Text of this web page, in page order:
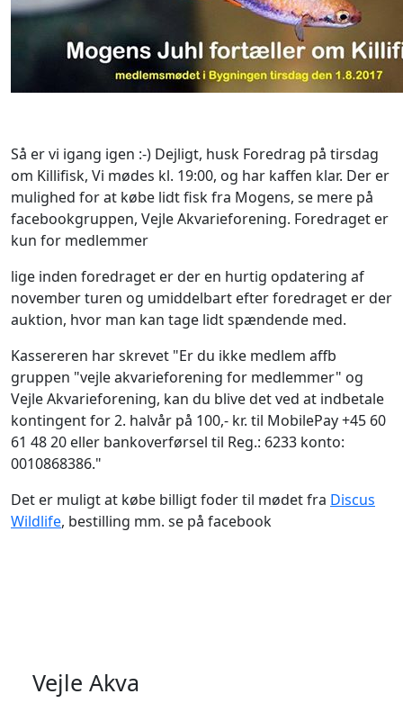
Så er vi igang igen :-) Dejligt, husk Foredrag på tirsdag
om Killifisk, Vi mødes kl. 19:00, og har kaffen klar. Der er
mulighed for at købe lidt fisk fra Mogens, se mere på
facebookgruppen, Vejle Akvarieforening. Foredraget er
kun for medlemmer
lige inden foredraget er der en hurtig opdatering af
november turen og umiddelbart efter foredraget er der
auktion, hvor man kan tage lidt spændende med.
Kassereren har skrevet "Er du ikke medlem affb
gruppen "vejle akvarieforening for medlemmer" og
Vejle Akvarieforening, kan du blive det ved at indbetale
kontingent for 2. halvår på 100,- kr. til MobilePay +45 60
61 48 20 eller bankoverførsel til Reg.: 6233 konto:
0010868386."
Det er muligt at købe billigt foder til mødet fra Discus
Wildlife, bestilling mm. se på facebook
Vejle Akva